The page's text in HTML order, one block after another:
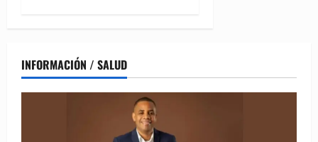
INFORMACIÓN / SALUD